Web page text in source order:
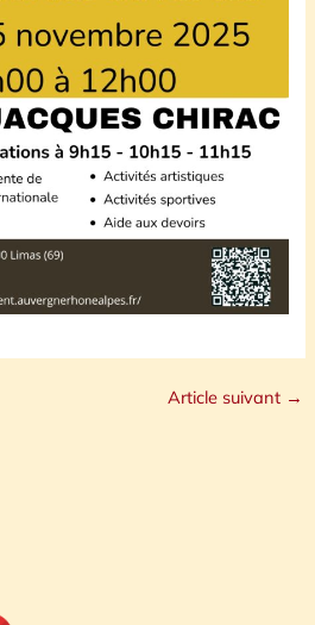
Article suivant →